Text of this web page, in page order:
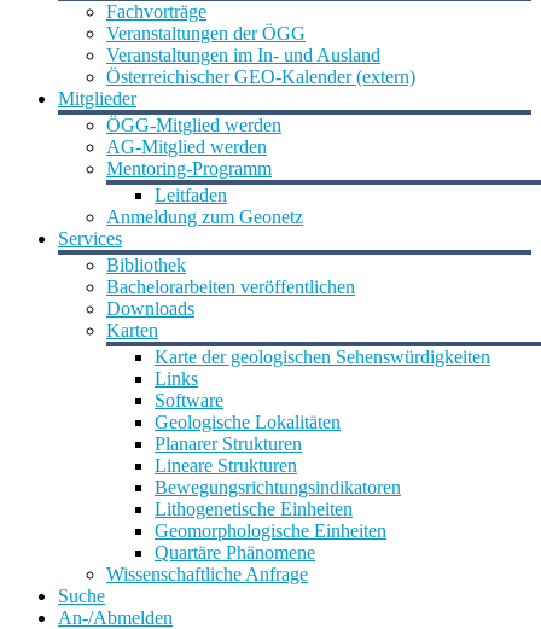
Fachvorträge
Veranstaltungen der ÖGG
Veranstaltungen im In- und Ausland
Österreichischer GEO-Kalender (extern)
Mitglieder
ÖGG-Mitglied werden
AG-Mitglied werden
Mentoring-Programm
Leitfaden
Anmeldung zum Geonetz
Services
Bibliothek
Bachelorarbeiten veröffentlichen
Downloads
Karten
Karte der geologischen Sehenswürdigkeiten
Links
Software
Geologische Lokalitäten
Planarer Strukturen
Lineare Strukturen
Bewegungsrichtungsindikatoren
Lithogenetische Einheiten
Geomorphologische Einheiten
Quartäre Phänomene
Wissenschaftliche Anfrage
Suche
An-/Abmelden